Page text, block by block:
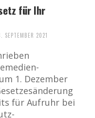
für Ihr
SEPTEMBER 2021
1. Dezember
für Aufruhr bei